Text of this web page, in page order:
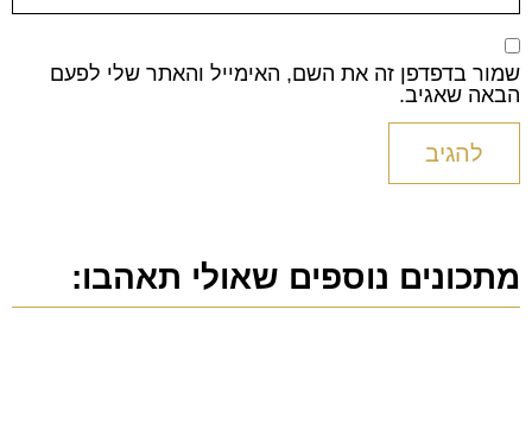
שמור בדפדפן זה את השם, האימייל והאתר שלי לפעם
הבאה שאגיב.
מתכונים נוספים שאולי תאהבו: